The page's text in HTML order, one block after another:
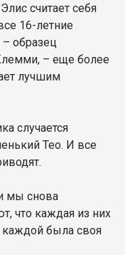
считает себя
16-летние
образец
– еще более
лучшим
случается
Тео. И все
мы снова
что каждая из них
была своя